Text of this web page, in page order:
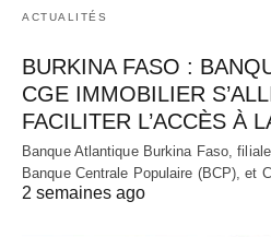
ACTUALITÉS
BURKINA FASO :
CGE IMMOBILIER
FACILITER L’ACCÈS À
Banque Atlantique Burkina Faso,
Banque Centrale Populaire (BCP), et
2 semaines ago